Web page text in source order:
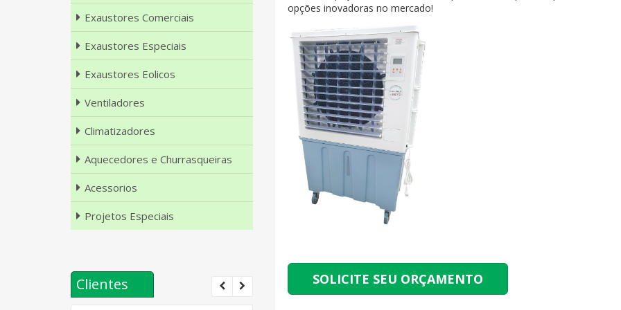
opções inovadoras no mercado!
SOLICITE SEU ORÇAMENTO
Exaustores Comerciais
Exaustores Especiais
Exaustores Eolicos
Ventiladores
Climatizadores
Aquecedores e Churrasqueiras
Acessorios
Projetos Especiais
Clientes